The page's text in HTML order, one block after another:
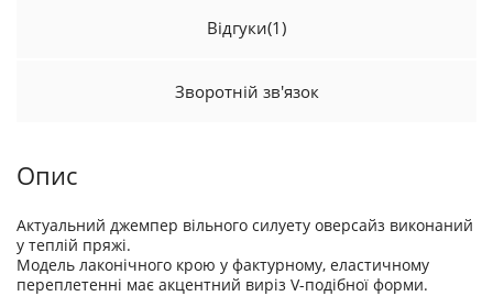
Відгуки(1)
Зворотній зв'язок
Опис
Актуальний джемпер вільного силуету оверсайз виконаний
у теплій пряжі.
Модель лаконічного крою у фактурному, еластичному
переплетенні має акцентний виріз V-подібної форми.